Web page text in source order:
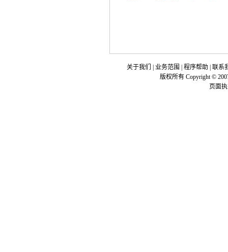
关于我们 业务范围 程序帮助 联系
版权所有 Copyright ©
页面执